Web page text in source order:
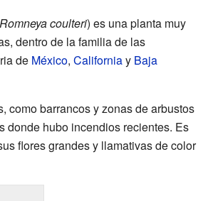
Romneya coulteri) es una planta muy
dentro de la familia de las
de México, Californiay Baja
como barrancos y zonas de arbustos
donde hubo incendios recientes. Es
flores grandes y llamativas de color